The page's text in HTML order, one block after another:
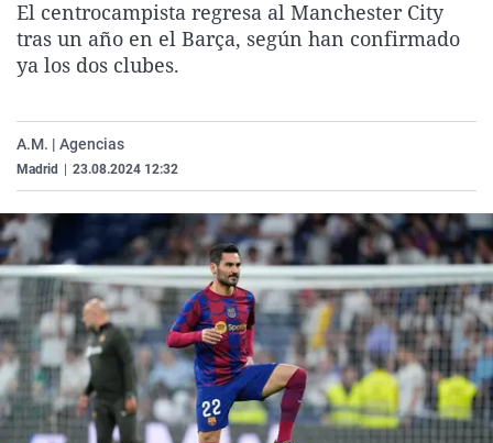
La rosa de los vientos
Caso
Extremadura
Virales
El centrocampista regresa al Manchester City
tras un año en el Barça, según han confirmado
ya los dos clubes.
A.M. | Agencias
Madrid 23.08.2024 12:32